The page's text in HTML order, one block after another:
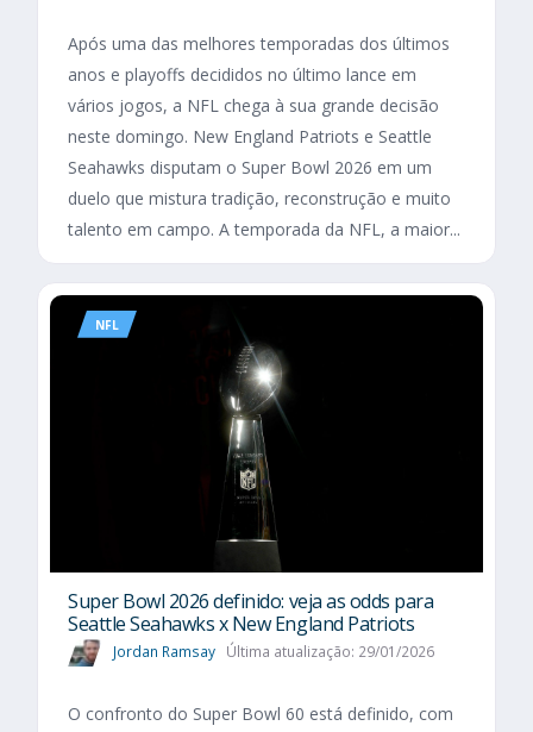
Após uma das melhores temporadas dos últimos
anos e playoffs decididos no último lance em
vários jogos, a NFL chega à sua grande decisão
neste domingo. New England Patriots e Seattle
Seahawks disputam o Super Bowl 2026 em um
duelo que mistura tradição, reconstrução e muito
talento em campo. A temporada da NFL, a maior...
NFL
Super Bowl 2026 definido: veja as odds para
Seattle Seahawks x New England Patriots
Jordan Ramsay Última atualização: 29/01/2026
O confronto do Super Bowl 60 está definido, com